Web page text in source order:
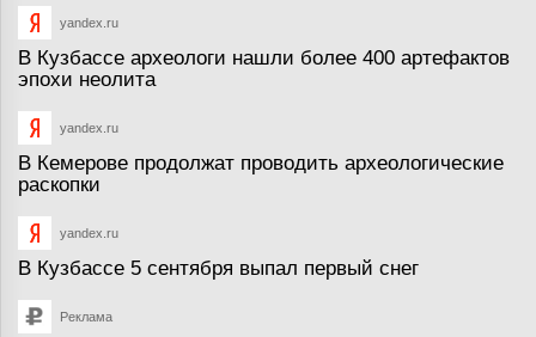
yandex.ru
В Кузбассе археологи нашли более 400 артефактов
эпохи неолита
yandex.ru
В Кемерове продолжат проводить археологические
раскопки
yandex.ru
В Кузбассе 5 сентября выпал первый снег
Реклама